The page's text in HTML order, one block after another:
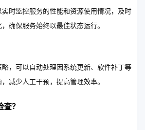
时监控服务的性能和资源使用情况，及时
确保服务始终以最佳状态运行。
，可以自动处理因系统更新、软件补丁等
减少人工干预，提高管理效率。
？